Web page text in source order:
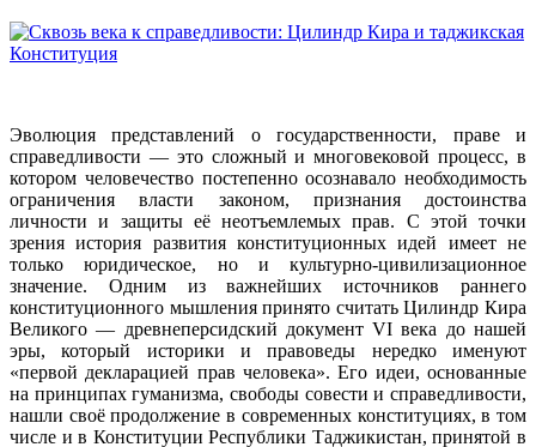
Эволюция представлений о государственности, праве и
справедливости — это сложный и многовековой процесс, в
котором человечество постепенно осознавало необходимость
ограничения власти законом, признания достоинства
личности и защиты её неотъемлемых прав. С этой точки
зрения история развития конституционных идей имеет не
только юридическое, но и культурно-цивилизационное
значение. Одним из важнейших источников раннего
конституционного мышления принято считать Цилиндр Кира
Великого — древнеперсидский документ VI века до нашей
эры, который историки и правоведы нередко именуют
«первой декларацией прав человека». Его идеи, основанные
на принципах гуманизма, свободы совести и справедливости,
нашли своё продолжение в современных конституциях, в том
числе и в Конституции Республики Таджикистан, принятой в